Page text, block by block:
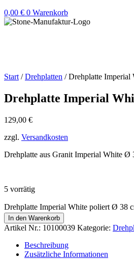
0,00 € 0 Warenkorb
Start /Drehplatten / Drehplatte
Drehplatte Imperial
129,00 €
zzgl. Versandkosten
Drehplatte aus Granit Imperial White Ø
5 vorrätig
Drehplatte Imperial White poliert Ø 38
In den Warenkorb
Artikel Nr.: 10100039 Kategorie:
Beschreibung
Zusätzliche Informationen